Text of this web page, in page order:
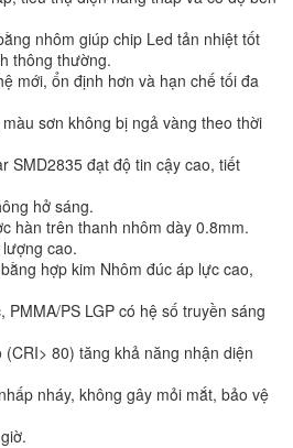
nhôm giúp chip Led tản nhiệt tốt
thông thường.
mới, ổn định hơn và hạn chế tối đa
sơn không bị ngả vàng theo thời
SMD2835 đạt độ tin cậy cao, tiết
hở sáng.
hàn trên thanh nhôm dày 0.8mm.
cao.
hợp kim Nhôm đúc áp lực cao,
PMMA/PS LGP có hệ số truyền sáng
80) tăng khả năng nhận diện
nháy, không gây mỏi mắt, bảo vệ